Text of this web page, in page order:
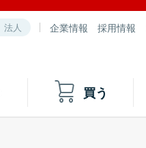
法人 企業情報 採用情報
買う